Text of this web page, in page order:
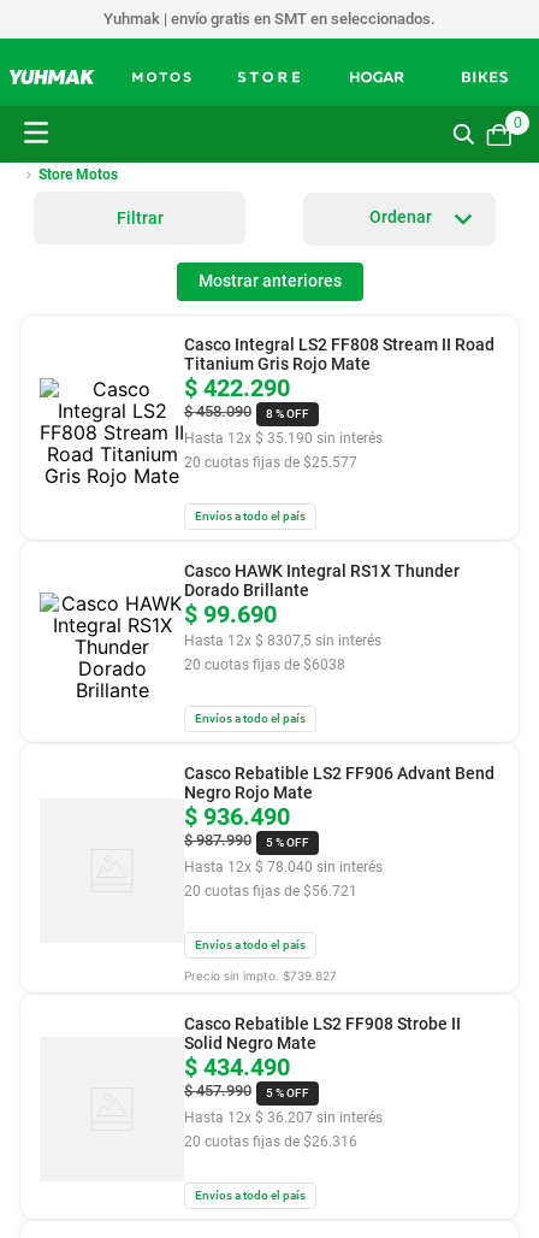
Yuhmak | envío gratis en SMT en seleccionados.
0
Store Motos
Filtrar
Mostrar anteriores
$ 422.290
$ 458.090 8 %OFF
Hasta 12x $ 35.190 sin interés
20 cuotas fijas de $25.577
Casco Integral LS2 FF808 Stream II Road
Titanium Gris Rojo Mate
Envíos a todo el país
$ 99.690
Hasta 12x $ 8307,5 sin interés
20 cuotas fijas de $6038
Casco HAWK Integral RS1X Thunder
Dorado Brillante
Envíos a todo el país
$ 936.490
$ 987.990 5 %OFF
Hasta 12x $ 78.040 sin interés
20 cuotas fijas de $56.721
Casco Rebatible LS2 FF906 Advant Bend
Negro Rojo Mate
Envíos a todo el país
Precio sin impto. $739.827
$ 434.490
$ 457.990 5 %OFF
Hasta 12x $ 36.207 sin interés
20 cuotas fijas de $26.316
Casco Rebatible LS2 FF908 Strobe II
Solid Negro Mate
Envíos a todo el país